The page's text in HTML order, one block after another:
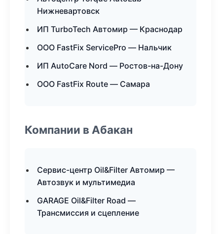
Нижневартовск
ИП TurboTech Автомир — Краснодар
ООО FastFix ServicePro — Нальчик
ИП AutoCare Nord — Ростов-на-Дону
ООО FastFix Route — Самара
Компании в Абакан
Сервис-центр Oil&Filter Автомир —
Автозвук и мультимедиа
GARAGE Oil&Filter Road —
Трансмиссия и сцепление